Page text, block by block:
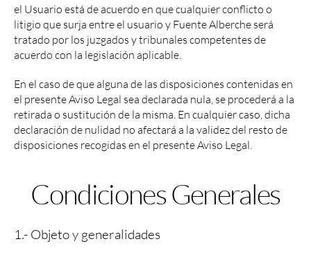
el Usuario está de acuerdo en que cualquier conflicto o
litigio que surja entre el usuario y Fuente Alberche será
tratado por los juzgados y tribunales competentes de
acuerdo con la legislación aplicable.
En el caso de que alguna de las disposiciones contenidas en
el presente Aviso Legal sea declarada nula, se procederá a la
retirada o sustitución de la misma. En cualquier caso, dicha
declaración de nulidad no afectará a la validez del resto de
disposiciones recogidas en el presente Aviso Legal.
Condiciones Generales
1.- Objeto y generalidades